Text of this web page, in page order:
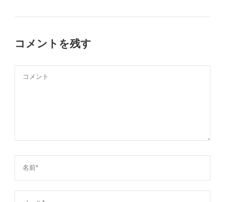
コメントを残す